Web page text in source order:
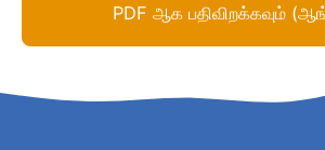
PDF ஆக பதிவிறக்கவும்